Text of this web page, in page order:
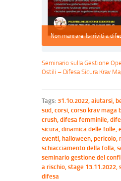
Non mancare. Iscriviti a
Seminario sulla Gestione
Ostili – Difesa Sicura Krav
Tags:31.10.2022,aiutarsi,
sud,corsi,corso krav maga
crush,difesa femminile,
sicura,dinamica delle folle,
eventi,halloween,pericolo,
schiacciamento della folla,
seminario gestione del
a rischio,stage 13.11.2022,
difesa